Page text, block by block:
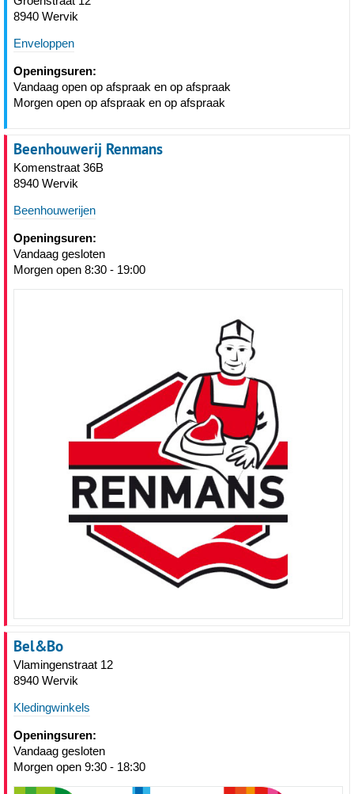
8940 Wervik
Enveloppen
Openingsuren:
Vandaag open op afspraak en op afspraak
Morgen open op afspraak en op afspraak
Beenhouwerij Renmans
Komenstraat 36B
8940 Wervik
Beenhouwerijen
Openingsuren:
Vandaag gesloten
Morgen open 8:30 - 19:00
Bel&Bo
Vlamingenstraat 12
8940 Wervik
Kledingwinkels
Openingsuren:
Vandaag gesloten
Morgen open 9:30 - 18:30